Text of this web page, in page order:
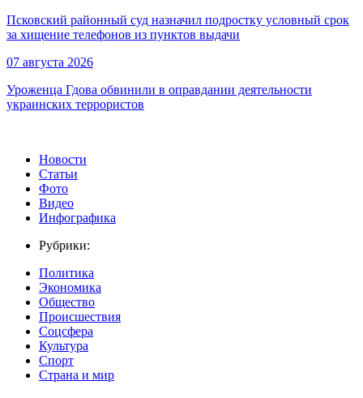
Псковский районный суд назначил подростку условный срок
за хищение телефонов из пунктов выдачи
07 августа 2026
Уроженца Гдова обвинили в оправдании деятельности
украинских террористов
Новости
Статьи
Фото
Видео
Инфографика
Рубрики:
Политика
Экономика
Общество
Происшествия
Соцсфера
Культура
Спорт
Страна и мир